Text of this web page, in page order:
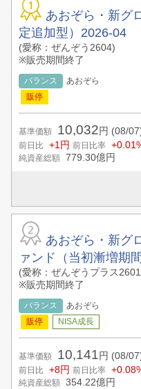
あおぞら・新グ
定追加型）2026-04
(愛称：ぜんぞう2604)
※販売期間終了
バランス あおぞら
基準価額 10,032 円 (08/
前日比 +1円 前日比率
純資産総額 779.30億円
あおぞら・新グ
ァンド（当初漸増期
(愛称：ぜんぞうプラス
※販売期間終了
バランス あおぞら
基準価額 10,141 円 (08/
前日比 +8円 前日比率
純資産総額 354.22億円